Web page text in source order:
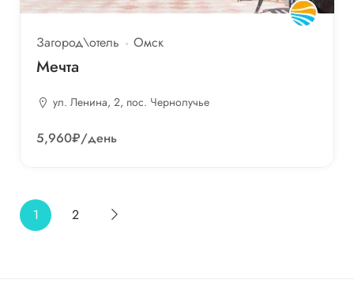
Загород\отель Омск
Мечта
ул. Ленина, 2, пос. Чернолучье
5,960₽/день
1 2